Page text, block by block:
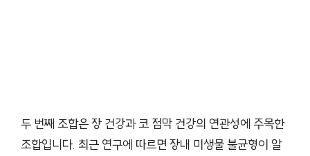
두 번째 조합은 장 건강과 코 점막 건강의 연관성에 주목한
조합입니다. 최근 연구에 따르면 장내 미생물 불균형이 알